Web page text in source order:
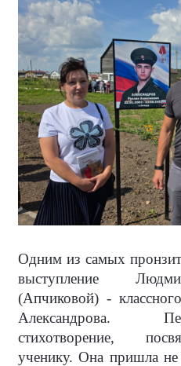
Одним из самых
выступление
(Апчиковой) -
Александрова.
стихотворение,
ученику. Она пришла не